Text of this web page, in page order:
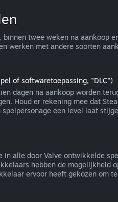
twee weken na aankoop
werken met andere soorten
of softwaretoepassing, "DLC")
dagen na aankoop worden
Houd er rekening mee dat
een level laat
alle door Valve ontwikkelde
hebben de mogelijkheid
ervoor heeft gekozen om